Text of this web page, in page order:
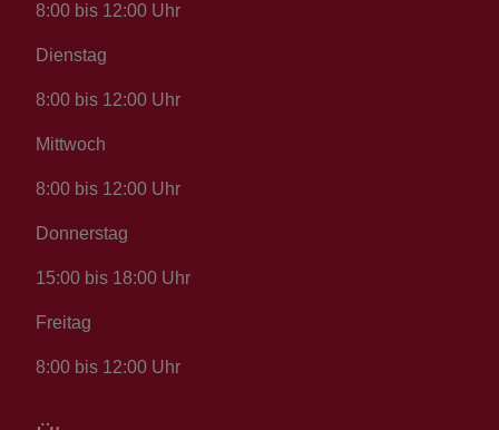
8:00 bis 12:00 Uhr
Dienstag
8:00 bis 12:00 Uhr
Mittwoch
8:00 bis 12:00 Uhr
Donnerstag
15:00 bis 18:00 Uhr
Freitag
8:00 bis 12:00 Uhr